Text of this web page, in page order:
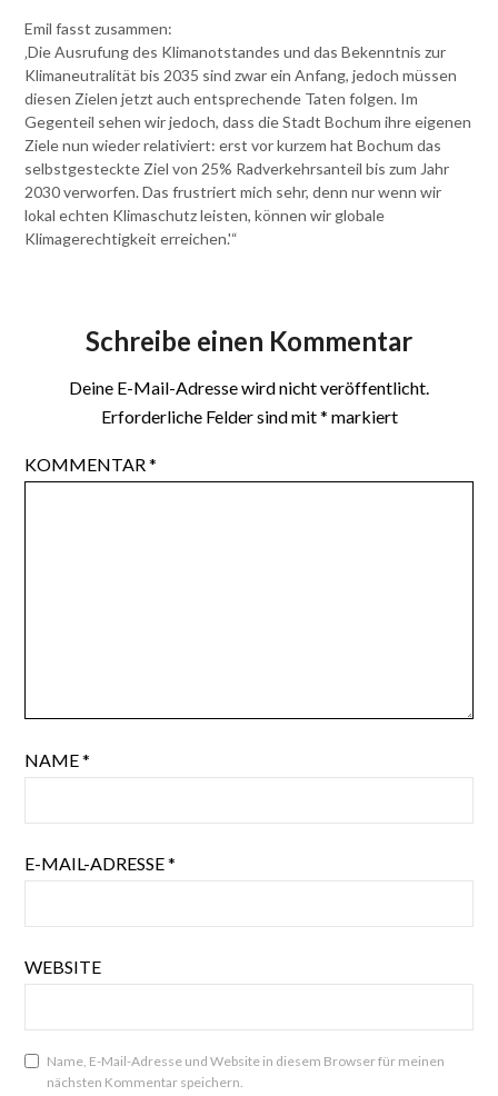
Emil fasst zusammen:
‚Die Ausrufung des Klimanotstandes und das Bekenntnis zur
Klimaneutralität bis 2035 sind zwar ein Anfang, jedoch müssen
diesen Zielen jetzt auch entsprechende Taten folgen. Im
Gegenteil sehen wir jedoch, dass die Stadt Bochum ihre eigenen
Ziele nun wieder relativiert: erst vor kurzem hat Bochum das
selbstgesteckte Ziel von 25% Radverkehrsanteil bis zum Jahr
2030 verworfen. Das frustriert mich sehr, denn nur wenn wir
lokal echten Klimaschutz leisten, können wir globale
Klimagerechtigkeit erreichen.'“
Schreibe einen Kommentar
Deine E-Mail-Adresse wird nicht veröffentlicht.
Erforderliche Felder sind mit* markiert
KOMMENTAR*
NAME*
E-MAIL-ADRESSE*
WEBSITE
Name, E-Mail-Adresse und Website in diesem Browser für meinen
nächsten Kommentar speichern.